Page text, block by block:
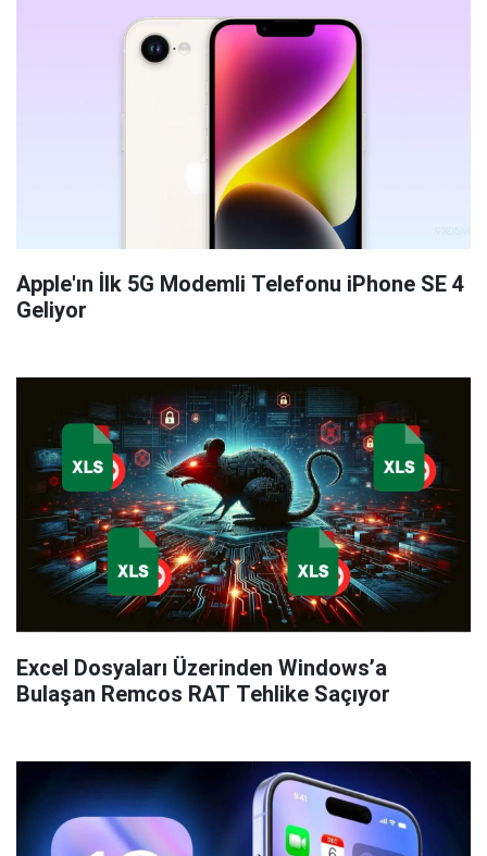
Apple'ın İlk 5G Modemli Telefonu iPhone SE 4
Geliyor
Excel Dosyaları Üzerinden Windows’a
Bulaşan Remcos RAT Tehlike Saçıyor